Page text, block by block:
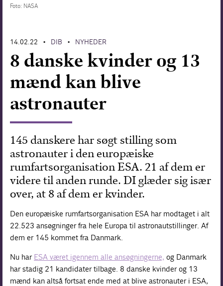
Foto: NASA
14.02.22 • DIB • NYHEDER
8 danske kvinder og 13
mænd kan blive
astronauter
145 danskere har søgt stilling som
astronauter i den europæiske
rumfartsorganisation ESA. 21 af dem er
videre til anden runde. DI glæder sig især
over, at 8 af dem er kvinder.
Den europæiske rumfartsorganisation ESA har modtaget i alt
22.523 ansøgninger fra hele Europa til astronautstillinger. Af
dem er 145 kommet fra Danmark.
Nu har ESA været igennem alle ansøgningerne, og Danmark
har stadig 21 kandidater tilbage. 8 danske kvinder og 13
mænd kan altså fortsat ende med at blive astronauter i ESA,